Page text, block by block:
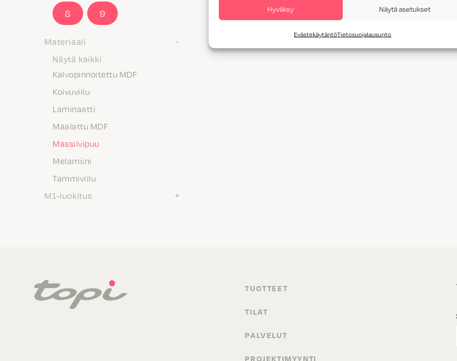
Hyväksy Näytä asetukset
EvästekäytäntöTietosuojalausunto
8 9
Materiaali
Näytä kaikki
Kalvopinnoitettu MDF
Koivuviilu
Laminaatti
Maalattu MDF
Massiivipuu
Melamiini
Tammiviilu
M1-luokitus
TUOTTEET
TILAT
PALVELUT
PROJEKTIMYYNTI